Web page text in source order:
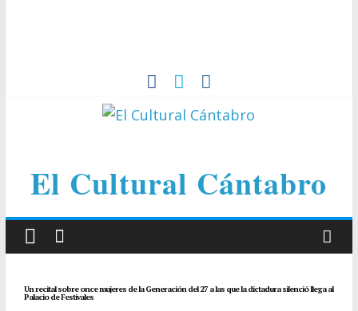
El Cultural Cántabro
Un recital sobre once mujeres de la Generación del 27 a las que la dictadura silenció llega al
Palacio de Festivales